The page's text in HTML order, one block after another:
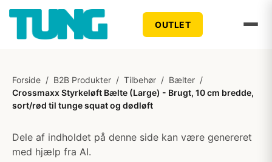
OUTLET
Forside / B2B Produkter / Tilbehør / Bælter /
Crossmaxx Styrkeløft Bælte (Large) - Brugt, 10 cm bredde,
sort/rød til tunge squat og dødløft
Dele af indholdet på denne side kan være genereret
med hjælp fra AI.